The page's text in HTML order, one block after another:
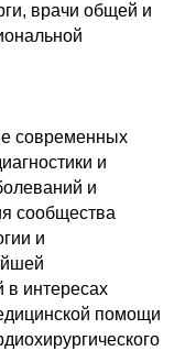
врачи общей и
современных
и
и
сообщества
и
интересах
помощи